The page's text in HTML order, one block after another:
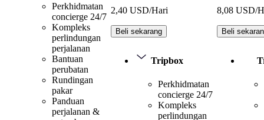
Perkhidmatan
concierge 24/7
Kompleks
perlindungan
perjalanan
Bantuan
perubatan
Rundingan
pakar
Panduan
perjalanan &
2,40 USD/Hari
Beli sekarang
Tripbox
Perkhidmatan
concierge 24/7
Kompleks
perlindungan
8,08 USD/
Beli